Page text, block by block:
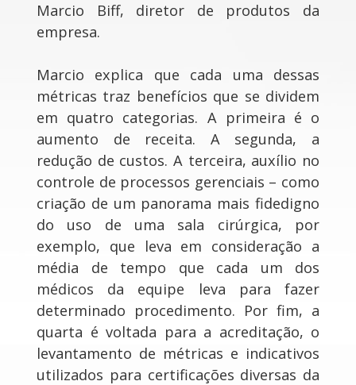
Marcio Biff, diretor de produtos da
empresa.
Marcio explica que cada uma dessas
métricas traz benefícios que se dividem
em quatro categorias. A primeira é o
aumento de receita. A segunda, a
redução de custos. A terceira, auxílio no
controle de processos gerenciais – como
criação de um panorama mais fidedigno
do uso de uma sala cirúrgica, por
exemplo, que leva em consideração a
média de tempo que cada um dos
médicos da equipe leva para fazer
determinado procedimento. Por fim, a
quarta é voltada para a acreditação, o
levantamento de métricas e indicativos
utilizados para certificações diversas da